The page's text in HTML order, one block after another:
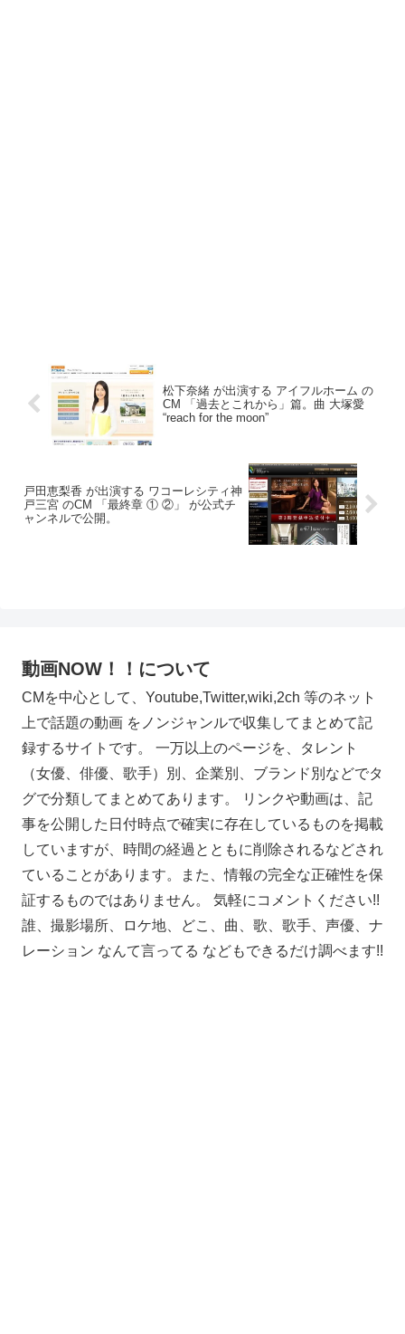
松下奈緒 が出演する アイフルホーム の
CM 「過去とこれから」篇。曲 大塚愛
“reach for the moon”
戸田恵梨香 が出演する ワコーレシティ神
戸三宮 のCM 「最終章 ① ②」 が公式チ
ャンネルで公開。
動画NOW！！について
CMを中心として、Youtube,Twitter,wiki,2ch 等のネット
上で話題の動画 をノンジャンルで収集してまとめて記
録するサイトです。 一万以上のページを、タレント
（女優、俳優、歌手）別、企業別、ブランド別などでタ
グで分類してまとめてあります。 リンクや動画は、記
事を公開した日付時点で確実に存在しているものを掲載
していますが、時間の経過とともに削除されるなどされ
ていることがあります。また、情報の完全な正確性を保
証するものではありません。 気軽にコメントください!!
誰、撮影場所、ロケ地、どこ、曲、歌、歌手、声優、ナ
レーション なんて言ってる などもできるだけ調べます!!